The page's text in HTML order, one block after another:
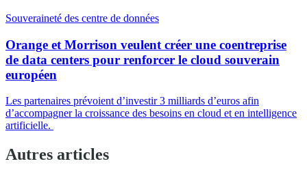
Souveraineté des centre de données
Orange et Morrison veulent créer une coentreprise
de data centers pour renforcer le cloud souverain
européen
Les partenaires prévoient d’investir 3 milliards d’euros afin
d’accompagner la croissance des besoins en cloud et en intelligence
artificielle.
Autres articles